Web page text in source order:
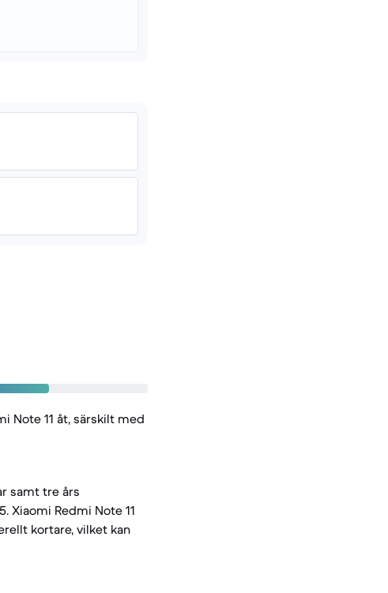
Note 11 åt, särskilt med
samt tre års
Xiaomi Redmi Note 11
kortare, vilket kan